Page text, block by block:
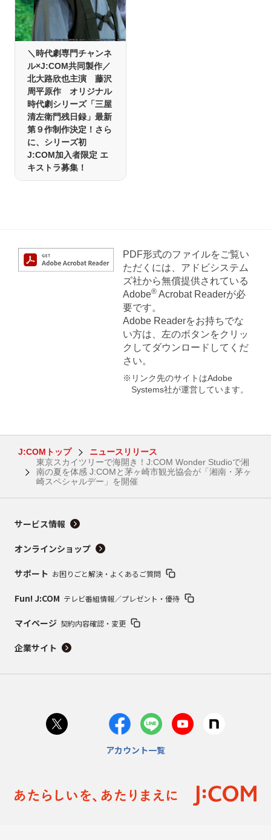
＼時代劇専門チャンネ
ル×J:COM共同製作／
北大路欣也主演 藤沢
周平原作 オリジナル
時代劇シリーズ「三屋
清左衛門残日録」最新
第９作制作決定！さら
に、シリーズ初
J:COM加入者限定 エ
キストラ募集！
PDF形式のファイルをご覧い
ただくには、アドビシステム
ズ社から無償提供されている
Adobe®Acrobat Readerが必
要です。
Adobe Readerをお持ちでな
い方は、左のボタンをクリッ
クしてダウンロードしてくだ
さい。
※リンク先のサイトはAdobe
Systems社が運営しています。
J:COMトップ
ニュースリリース
東京スカイツリーで海開き！J:COM Wonder Studioで湘
南の夏を体感 J:COMと茅ヶ崎市観光協会が「湘南・茅ヶ
崎スペシャルデー」を開催
サービス情報
オンラインショップ
サポート お困りごと解決・よくあるご質問
Fun! J:COM テレビ番組情報／プレゼント・優待
マイページ 契約内容確認・変更
企業サイト
アカウント一覧